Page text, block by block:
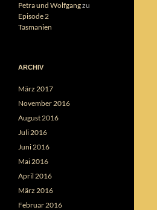
Petra und Wolfgangzu
Episode 2
Tasmanien
ARCHIV
März 2017
November 2016
August 2016
Juli 2016
Juni 2016
Mai 2016
April 2016
März 2016
Februar 2016